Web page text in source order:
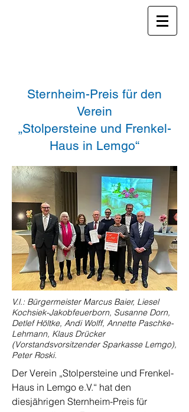
Sternheim-Preis für den
Verein
„Stolpersteine und Frenkel-
Haus in Lemgo“
V.l.: Bürgermeister Marcus Baier, Liesel
Kochsiek-Jakobfeuerborn, Susanne Dorn,
Detlef Höltke, Andi Wolff, Annette Paschke-
Lehmann, Klaus Drücker
(Vorstandsvorsitzender Sparkasse Lemgo),
Peter Roski.
Der Verein „Stolpersteine und Frenkel-
Haus in Lemgo e.V.“ hat den
diesjährigen Sternheim-Preis für